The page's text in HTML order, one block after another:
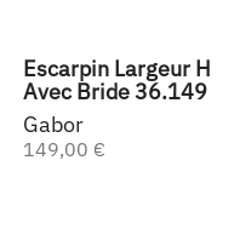
Escarpin Largeur H
Avec Bride 36.149
Gabor
149,00 €